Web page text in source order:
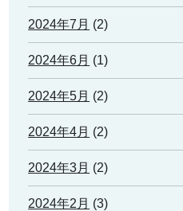
2024年7月 (2)
2024年6月 (1)
2024年5月 (2)
2024年4月 (2)
2024年3月 (2)
2024年2月 (3)